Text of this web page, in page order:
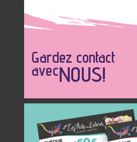
Gardez contact
avecNOUS!